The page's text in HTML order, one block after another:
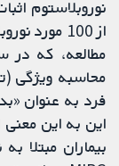
از 100
مطالعه، که در
محاسبه ویژگی